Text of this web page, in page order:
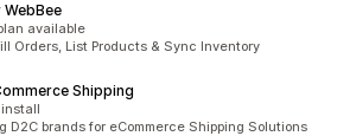
available
Orders, List Products & Sync Inventory
Shipping
install
D2C brands for eCommerce Shipping Solutions